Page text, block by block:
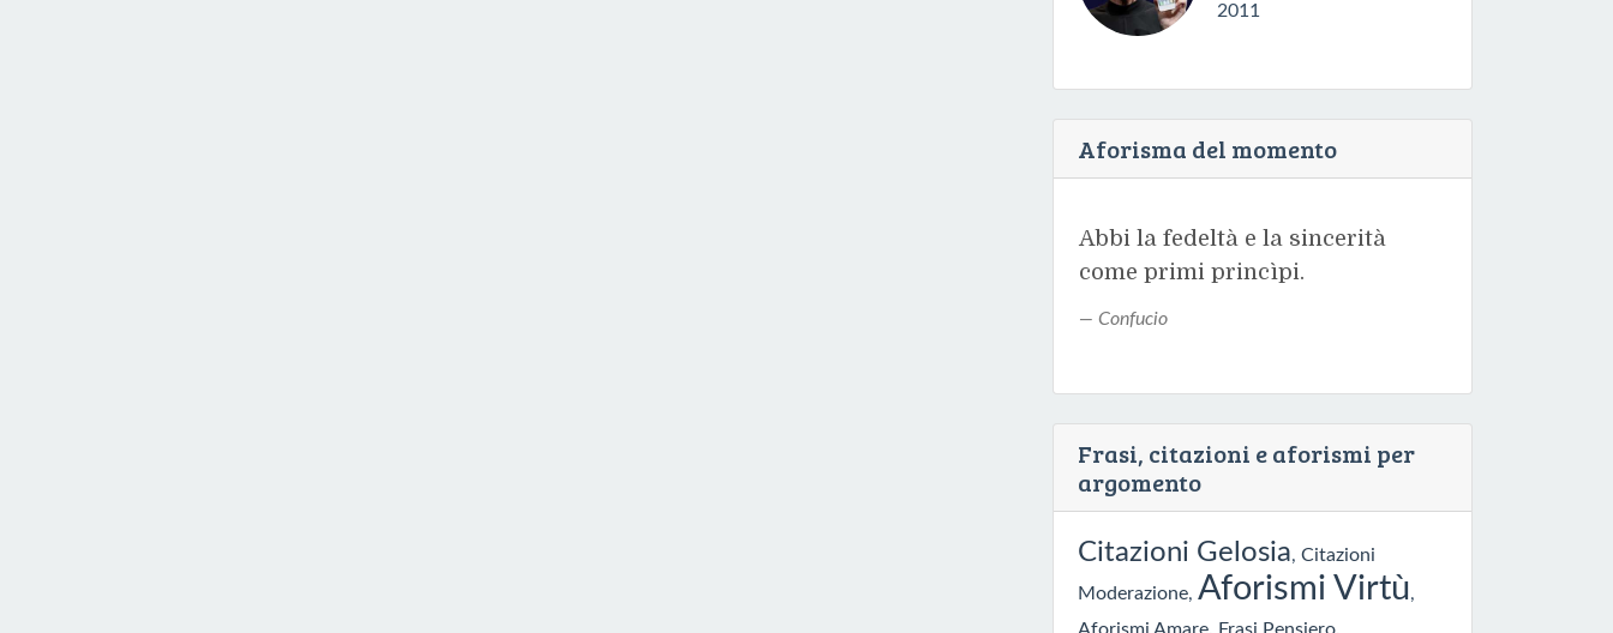
2011
Aforisma del momento
Abbi la fedeltà e la sincerità
come primi princìpi.
Confucio
Frasi, citazioni e aforismi per
argomento
Citazioni Gelosia, Citazioni
Moderazione, Aforismi Virtù,